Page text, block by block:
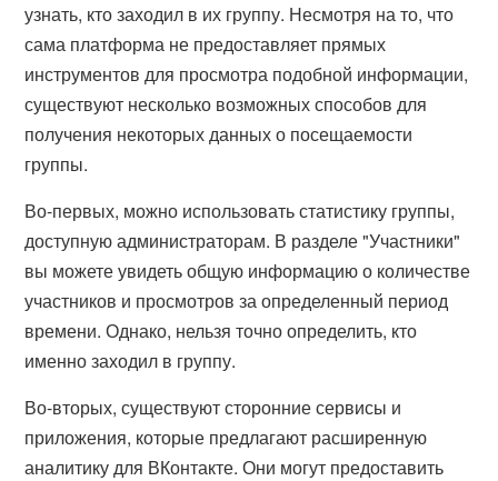
узнать, кто заходил в их группу. Несмотря на то, что
сама платформа не предоставляет прямых
инструментов для просмотра подобной информации,
существуют несколько возможных способов для
получения некоторых данных о посещаемости
группы.
Во-первых, можно использовать статистику группы,
доступную администраторам. В разделе "Участники"
вы можете увидеть общую информацию о количестве
участников и просмотров за определенный период
времени. Однако, нельзя точно определить, кто
именно заходил в группу.
Во-вторых, существуют сторонние сервисы и
приложения, которые предлагают расширенную
аналитику для ВКонтакте. Они могут предоставить